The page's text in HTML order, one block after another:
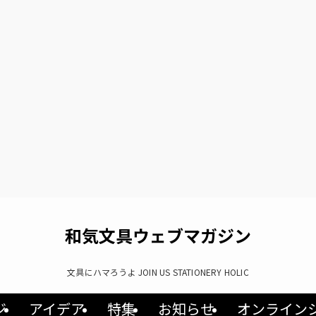
和気文具ウェブマガジン
文具にハマろうよ JOIN US STATIONERY HOLIC
アイデア 特集 お知らせ オンライン